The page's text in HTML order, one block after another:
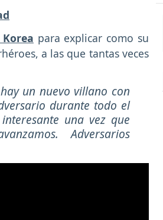
para explicar como su
a las que tantas veces
un nuevo villano con
durante todo el
una vez que
Adversarios